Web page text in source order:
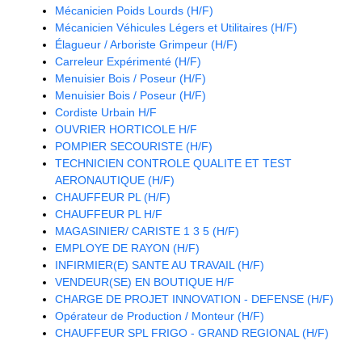
Mécanicien Poids Lourds (H/F)
Mécanicien Véhicules Légers et Utilitaires (H/F)
Élagueur / Arboriste Grimpeur (H/F)
Carreleur Expérimenté (H/F)
Menuisier Bois / Poseur (H/F)
Menuisier Bois / Poseur (H/F)
Cordiste Urbain H/F
OUVRIER HORTICOLE H/F
POMPIER SECOURISTE (H/F)
TECHNICIEN CONTROLE QUALITE ET TEST
AERONAUTIQUE (H/F)
CHAUFFEUR PL (H/F)
CHAUFFEUR PL H/F
MAGASINIER/ CARISTE 1 3 5 (H/F)
EMPLOYE DE RAYON (H/F)
INFIRMIER(E) SANTE AU TRAVAIL (H/F)
VENDEUR(SE) EN BOUTIQUE H/F
CHARGE DE PROJET INNOVATION - DEFENSE (H/F)
Opérateur de Production / Monteur (H/F)
CHAUFFEUR SPL FRIGO - GRAND REGIONAL (H/F)